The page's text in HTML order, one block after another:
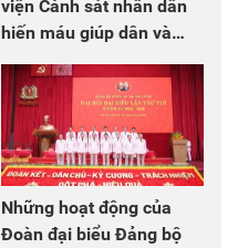
viện Cảnh sát nhân dân
hiến máu giúp dân và
Những hoạt động của
Đoàn đại biểu Đảng bộ